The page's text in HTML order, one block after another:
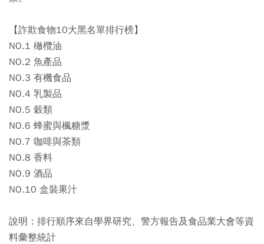
【詐欺食物10大黑名單排行榜】
NO.1 橄欖油
NO.2 魚產品
NO.3 有機食品
NO.4 乳製品
NO.5 穀類
NO.6 蜂蜜與楓糖漿
NO.7 咖啡與茶類
NO.8 香料
NO.9 酒品
NO.10 盒裝果汁
說明：排行順序來自學界研究、警方報告及食品業大會等資
料彙整統計